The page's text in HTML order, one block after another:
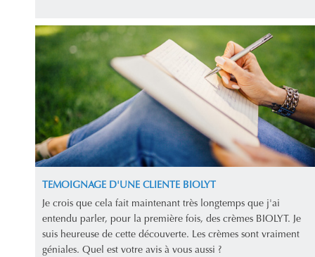
TEMOIGNAGE D'UNE CLIENTE BIOLYT
Je crois que cela fait maintenant très longtemps que j'ai
entendu parler, pour la première fois, des crèmes BIOLYT. Je
suis heureuse de cette découverte. Les crèmes sont vraiment
géniales. Quel est votre avis à vous aussi ?